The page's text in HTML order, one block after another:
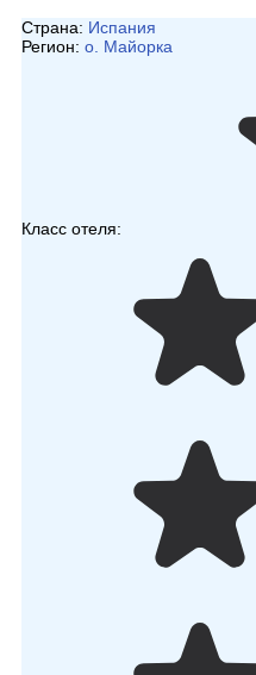
Страна: Испания
Регион: о. Майорка
Класс отеля: